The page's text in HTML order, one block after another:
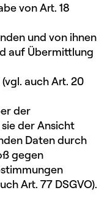
von Art. 18
und von ihnen
auf Übermittlung
auch Art. 20
der
der Ansicht
Daten durch
gegen
Art. 77 DSGVO).